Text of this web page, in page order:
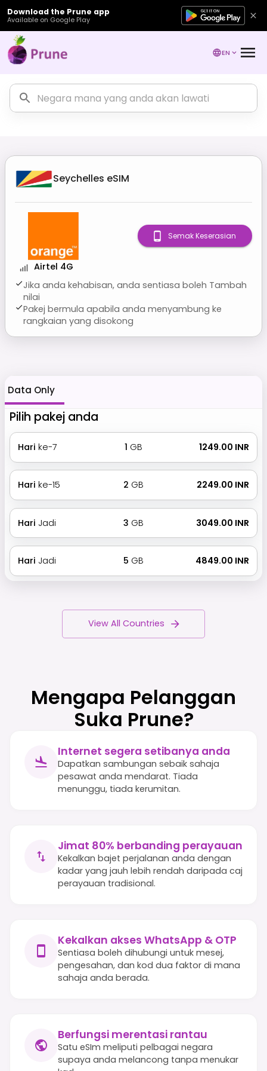
Download the Prune app
Available on Google Play
EN
Seychelles eSIM
Airtel 4G
Jika anda kehabisan, anda sentiasa boleh Tambah
nilai
Pakej bermula apabila anda menyambung ke
rangkaian yang disokong
Semak Keserasian
Data Only
Pilih pakej anda
Hari ke-7 1 GB ₹ 1249.00 INR
Hari ke-15 2 GB ₹ 2249.00 INR
Hari Jadi 3 GB ₹ 3049.00 INR
Hari Jadi 5 GB ₹ 4849.00 INR
View All Countries
Mengapa Pelanggan
Suka Prune?
Internet segera setibanya anda
Dapatkan sambungan sebaik sahaja
pesawat anda mendarat. Tiada
menunggu, tiada kerumitan.
Jimat 80% berbanding perayauan
Kekalkan bajet perjalanan anda dengan
kadar yang jauh lebih rendah daripada caj
perayauan tradisional.
Kekalkan akses WhatsApp & OTP
Sentiasa boleh dihubungi untuk mesej,
pengesahan, dan kod dua faktor di mana
sahaja anda berada.
Berfungsi merentasi rantau
Satu eSIm meliputi pelbagai negara
supaya anda melancong tanpa menukar